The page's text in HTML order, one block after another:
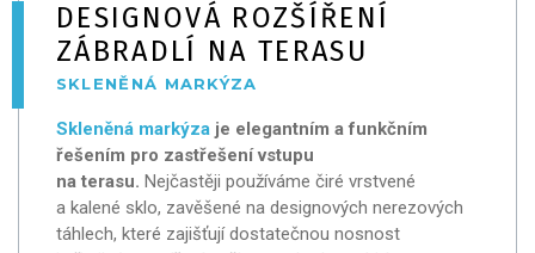
DESIGNOVÁ ROZŠÍŘENÍ
ZÁBRADLÍ NA TERASU
SKLENĚNÁ MARKÝZA
Skleněná markýzaje elegantním a funkčním
řešením pro zastřešení vstupu
na terasu. Nejčastěji používáme čiré vrstvené
a kalené sklo, zavěšené na designových nerezových
táhlech, které zajišťují dostatečnou nosnost